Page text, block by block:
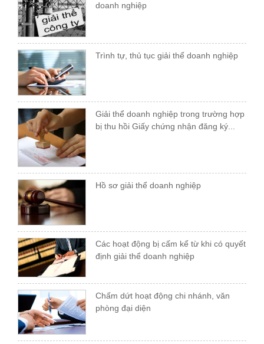
doanh nghiệp
Trình tự, thủ tục giải thể doanh nghiệp
Giải thể doanh nghiệp trong trường hợp
bị thu hồi Giấy chứng nhận đăng ký...
Hồ sơ giải thể doanh nghiệp
Các hoạt động bị cấm kể từ khi có quyết
định giải thể doanh nghiệp
Chấm dứt hoạt động chi nhánh, văn
phòng đại diện